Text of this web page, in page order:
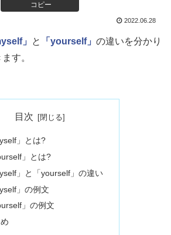
コピー
2022.06.28
」 と 「yourself」 の違いを分かり
す。
目次
」とは?
」とは?
」と「yourself」の違い
」の例文
」の例文